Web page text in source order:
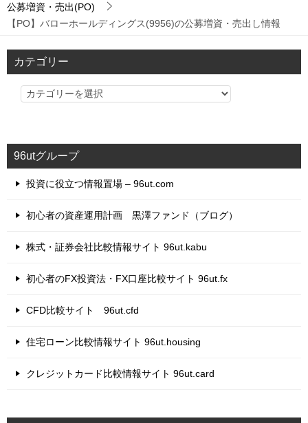
公募増資・売出(PO)
【PO】バローホールディングス(9956)の公募増資・売出し情報
カテゴリー
カ
リ
ー
96utグループ
投資に役立つ情報置場 – 96ut.com
初心者の資産運用計画 黒澤ファンド（ブログ）
株式・証券会社比較情報サイト 96ut.kabu
初心者のFX投資法・FX口座比較サイト 96ut.fx
CFD比較サイト 96ut.cfd
住宅ローン比較情報サイト 96ut.housing
クレジットカード比較情報サイト 96ut.card